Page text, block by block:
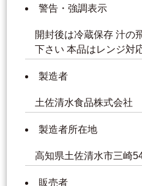
警告・強調表示
開封後は冷蔵保存 汁の
下さい 本品はレンジ対
製造者
土佐清水食品株式会社
製造者所在地
高知県土佐清水市三崎
販売者